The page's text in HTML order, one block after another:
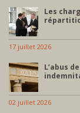
Les
17 juillet 2026
L’abus
02 juillet 2026